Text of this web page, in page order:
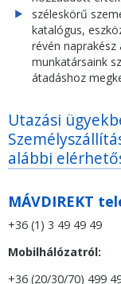
széleskörű
katalógus,
révén
munkatársaink
átadáshoz
Utazási
alábbi
MÁVDIREKT
+36 (1) 3 49 49 49
Mobilhálózatról:
+36 (20/30/70) 499